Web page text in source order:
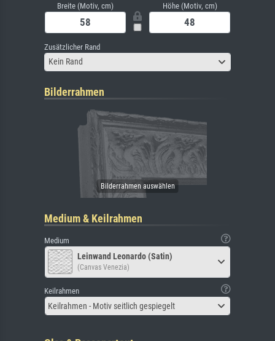
Breite (Motiv, cm) Höhe (Motiv, cm)
Zusätzlicher Rand
Kein Rand
Bilderrahmen
Medium & Keilrahmen
Medium
Leinwand Leonardo (Satin)
(Canvas Venezia)
Keilrahmen
Keilrahmen - Motiv seitlich gespiegelt